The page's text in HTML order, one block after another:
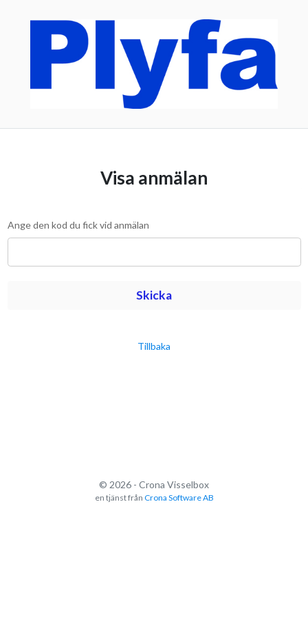
Visa anmälan
Ange den kod du fick vid anmälan
Tillbaka
© 2026 - Crona Visselbox
en tjänst från Crona Software AB